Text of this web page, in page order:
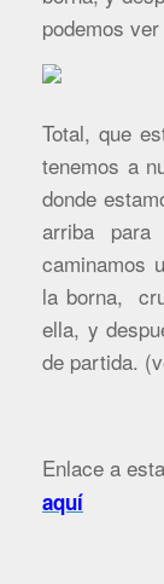
podemos
Total, que
tenemos a
donde
arriba
caminamos
la borna,
ella, y
de partida.
Enlace a
aquí